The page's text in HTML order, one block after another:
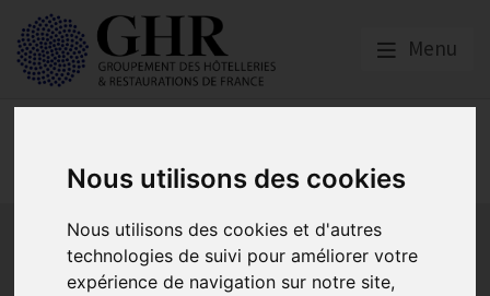
Nous utilisons des cookies
Nous utilisons des cookies et d'autres
technologies de suivi pour améliorer votre
expérience de navigation sur notre site,
Menu
Actualités
Plateformes en ligne
Economie collaborative
Innovation et digitalisation
Mon Parc Num
Informatique Europe